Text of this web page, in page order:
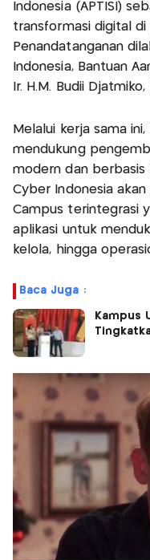
Indonesia (APTISI)
transformasi digital di
Penandatanganan
Indonesia, Bantuan
Ir. H.M. Budii Djatmiko,
Melalui kerja sama
mendukung
modern dan berbasis
Cyber Indonesia
Campus terintegrasi
aplikasi untuk
kelola, hingga
Baca Juga :
Kampus